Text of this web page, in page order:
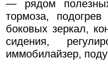
— рядом
тормоза,
боковых зеркал,
сидения,
иммобилайзер,